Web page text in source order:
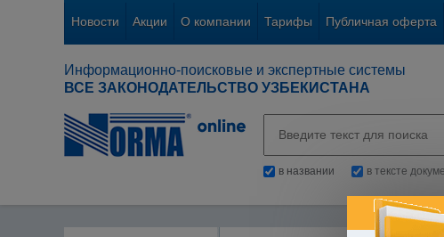
Новости Акции О компании Тарифы Публичная оферта
Информационно-поисковые и экспертные системы
ВСЕ ЗАКОНОДАТЕЛЬСТВО УЗБЕКИСТАНА
в названии в тексте